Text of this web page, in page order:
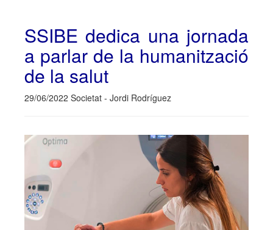
SSIBE dedica una jornada
a parlar de la humanització
de la salut
29/06/2022 Societat - Jordi Rodríguez